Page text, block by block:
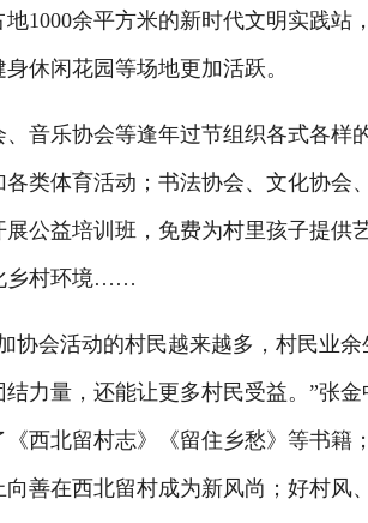
1000余平方米的新时代文明实践
休闲花园等场地更加活跃。
乐协会等逢年过节组织各式各样
类体育活动；书法协会、文化协会
公益培训班，免费为村里孩子提供
乡村环境……
会活动的村民越来越多，村民业余
力量，还能让更多村民受益。”张
西北留村志》《留住乡愁》等书
善在西北留村成为新风尚；好村风